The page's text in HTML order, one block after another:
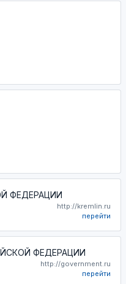
ФЕДЕРАЦИИ
http://kremlin.ru
перейти
ФЕДЕРАЦИИ
http://government.ru
перейти